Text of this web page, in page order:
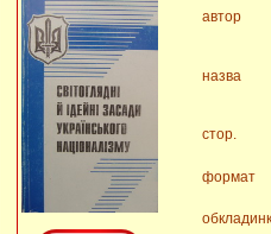
автор
назва
стор.
формат